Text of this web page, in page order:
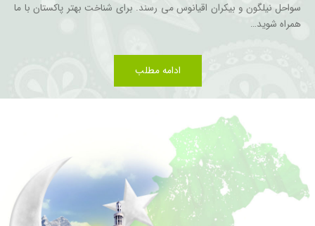
سواحل نیلگون و بیکران اقیانوس می رسند. برای شناخت بهتر پاکستان با ما
همراه شوید…
ادامه مطلب